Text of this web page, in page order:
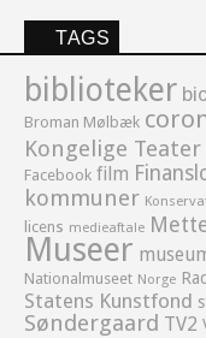
TAGS
biblioteker
Broman Mølbæk
Kongelige Teater
Facebook film
kommuner
licens medieaftale
Museer
Nationalmuseet Norge
Statens Kunstfond
Søndergaard TV2